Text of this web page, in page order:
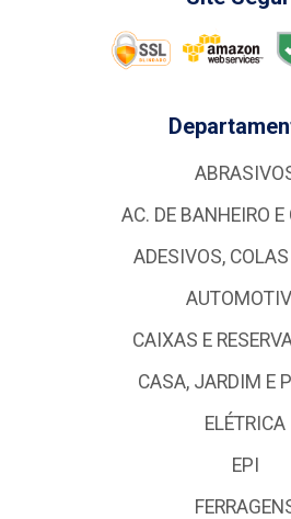
AC. DE BANHEIRO
ADESIVOS,
CAIXAS E
CASA, JARDIM E
ELÉTRICA
EPI